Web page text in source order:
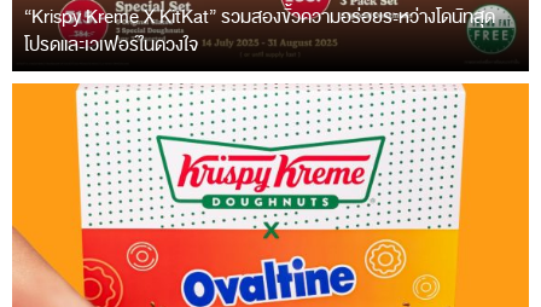
“Krispy Kreme X KitKat” รวมสองขั้วความอร่อยระหว่างโดนัทสุด
โปรดและเวเฟอร์ในดวงใจ